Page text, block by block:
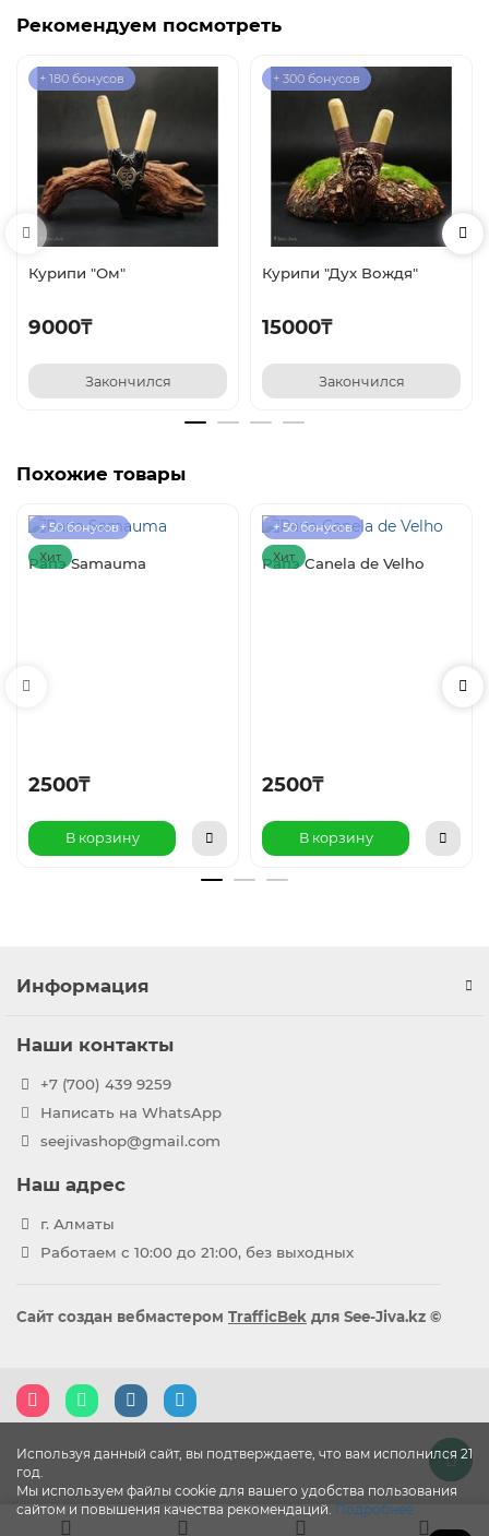
Рекомендуем посмотреть
+ 180 бонусов
Курипи "Ом"
9000₸
Закончился
+ 300 бонусов
Курипи "Дух Вождя"
15000₸
Закончился
Похожие товары
+ 50 бонусов
Хит
Рапэ Samauma
2500₸
В корзину
+ 50 бонусов
Хит
Рапэ Canela de Velho
2500₸
В корзину
Используя данный сайт, вы подтверждаете, что вам исполнился 21
год.
Мы используем файлы cookie для вашего удобства пользования
сайтом и повышения качества рекомендаций. Подробнее
Информация
Наши контакты
+7 (700) 439 9259
Написать на WhatsApp
seejivashop@gmail.com
Наш адрес
г. Алматы
Работаем с 10:00 до 21:00, без выходных
Сайт создан вебмастером TrafficBek для See-Jiva.kz ©